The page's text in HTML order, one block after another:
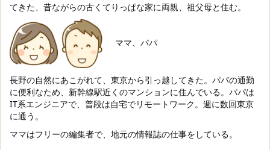
てきた、昔ながらの古くてりっぱな家に両親、祖父母と住む。
ママ、パパ
長野の自然にあこがれて、東京から引っ越してきた。パパの通勤
に便利なため、新幹線駅近くのマンションに住んでいる。パパは
IT系エンジニアで、普段は自宅でリモートワーク。週に数回東京
に通う。
ママはフリーの編集者で、地元の情報誌の仕事をしている。